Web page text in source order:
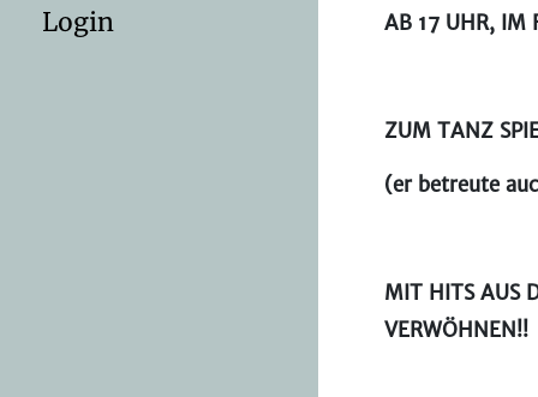
Login AB 17 UHR, IM
ZUM TANZ
(er betreute
MIT HITS AUS
VERWÖHNEN!!